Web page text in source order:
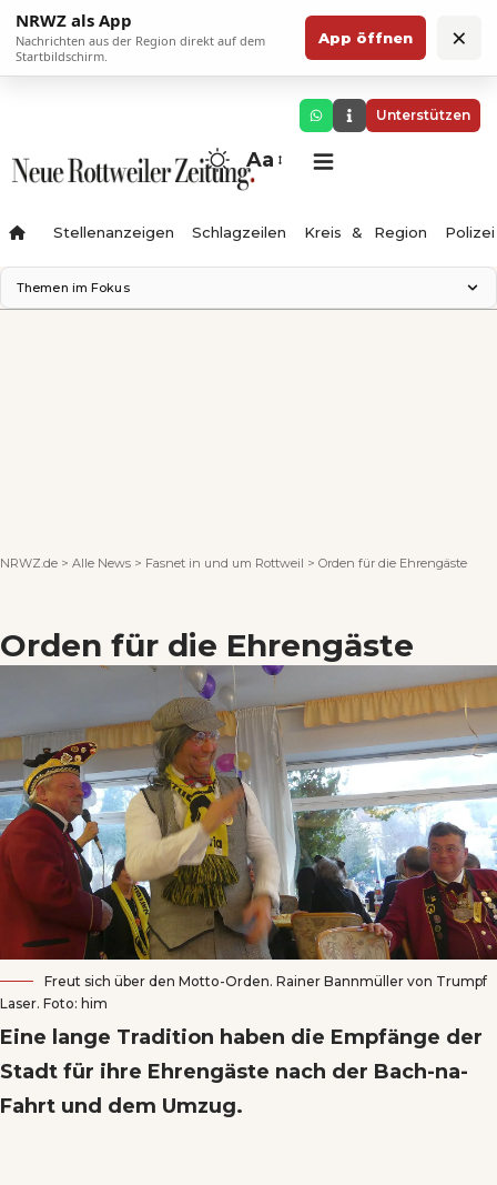
NRWZ als App
Nachrichten aus der Region direkt auf dem
Startbildschirm.
App öffnen ×
Unterstützen
Aa
Stellenanzeigen Schlagzeilen Kreis & Region Polizei
Themen im Fokus
NRWZ.de > Alle News > Fasnet in und um Rottweil > Orden für die Ehrengäste
Orden für die Ehrengäste
Freut sich über den Motto-Orden. Rainer Bannmüller von Trumpf
Laser. Foto: him
Eine lange Tradition haben die Empfänge der
Stadt für ihre Ehrengäste nach der Bach-na-
Fahrt und dem Umzug.